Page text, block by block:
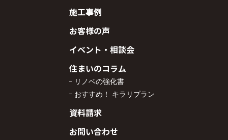
施工事例
お客様の声
イベント・相談会
住まいのコラム
リノベの強化書
おすすめ！ キラリプラン
資料請求
お問い合わせ